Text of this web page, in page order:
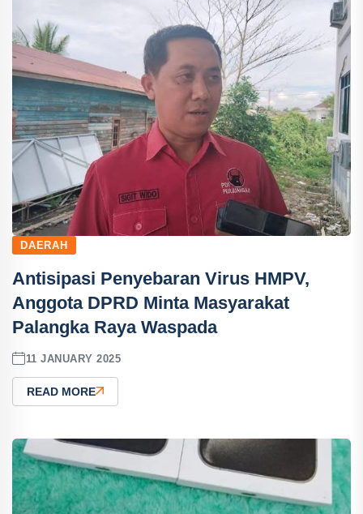
DAERAH
Antisipasi Penyebaran Virus HMPV,
Anggota DPRD Minta Masyarakat
Palangka Raya Waspada
11 JANUARY 2025
READ MORE